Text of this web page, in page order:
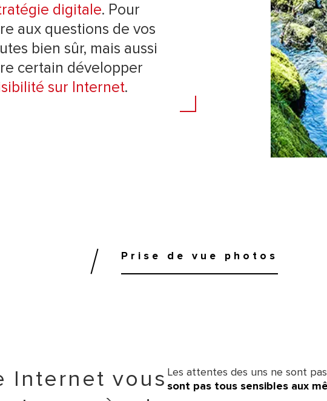
digitale. Pour
aux questions de vos
bien sûr, mais aussi
certain développer
sur Internet.
Prise de vue photos
Internet vous Les attentes des uns ne sont
sont pas tous sensibles aux